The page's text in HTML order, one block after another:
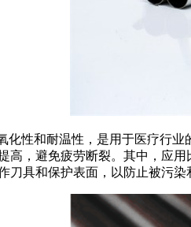
化性和耐温性，是用于医疗行
高，避免疲劳断裂。其中，应
具和保护表面，以防止被污染